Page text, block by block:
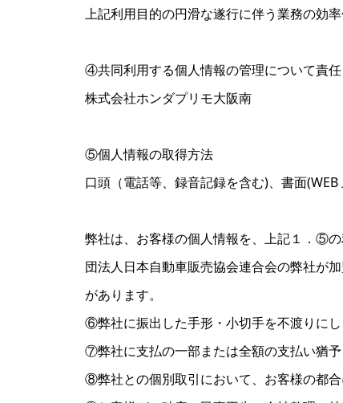
上記利用目的の円滑な遂行に伴う業務の効
④共同利用する個人情報の管理について責
株式会社ホンダプリモ大阪南
⑤個人情報の取得方法
口頭（電話等、録音記録を含む)、書面
弊社は、お客様の個人情報を、上記１．⑤
団法人日本自動車販売協会連合会の弊社が
があります。
⑥弊社に振出した手形・小切手を不渡りに
⑦弊社に支払の一部または全額の支払い猶
⑧弊社との個別取引において、お客様の都